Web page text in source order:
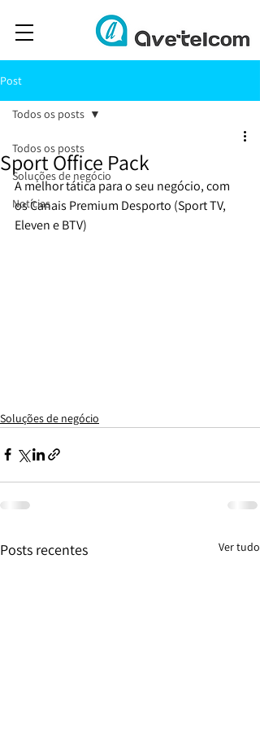
Post
Todos os posts
Soluções de negócio
Notícias
Todos os posts
Sport Office Pack
A melhor tática para o seu negócio, com
os Canais Premium Desporto (Sport TV,
Eleven e BTV)
Soluções de negócio
Posts recentes Ver tudo